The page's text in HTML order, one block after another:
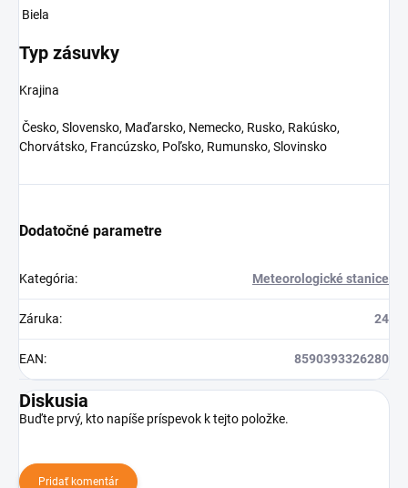
Biela
Typ zásuvky
Krajina
Česko, Slovensko, Maďarsko, Nemecko, Rusko, Rakúsko,
Chorvátsko, Francúzsko, Poľsko, Rumunsko, Slovinsko
Dodatočné parametre
Kategória: Meteorologické stanice
Záruka: 24
EAN: 8590393326280
Diskusia
Buďte prvý, kto napíše príspevok k tejto položke.
Pridať komentár